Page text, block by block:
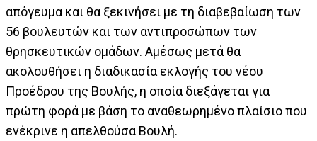
απόγευμα και θα ξεκινήσει με τη διαβεβαίωση των
56 βουλευτών και των αντιπροσώπων των
θρησκευτικών ομάδων. Αμέσως μετά θα
ακολουθήσει η διαδικασία εκλογής του νέου
Προέδρου της Βουλής, η οποία διεξάγεται για
πρώτη φορά με βάση το αναθεωρημένο πλαίσιο που
ενέκρινε η απελθούσα Βουλή.